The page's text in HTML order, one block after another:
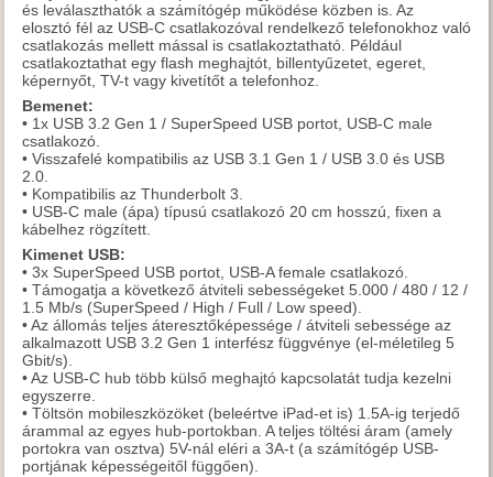
és leválaszthatók a számítógép működése közben is. Az
elosztó fél az USB-C csatlakozóval rendelkező telefonokhoz való
csatlakozás mellett mással is csatlakoztatható. Például
csatlakoztathat egy flash meghajtót, billentyűzetet, egeret,
képernyőt, TV-t vagy kivetítőt a telefonhoz.
Bemenet:
• 1x USB 3.2 Gen 1 / SuperSpeed USB portot, USB-C male
csatlakozó.
• Visszafelé kompatibilis az USB 3.1 Gen 1 / USB 3.0 és USB
2.0.
• Kompatibilis az Thunderbolt 3.
• USB-C male (ápa) típusú csatlakozó 20 cm hosszú, fixen a
kábelhez rögzített.
Kimenet USB:
• 3x SuperSpeed USB portot, USB-A female csatlakozó.
• Támogatja a következő átviteli sebességeket 5.000 / 480 / 12 /
1.5 Mb/s (SuperSpeed / High / Full / Low speed).
• Az állomás teljes áteresztőképessége / átviteli sebessége az
alkalmazott USB 3.2 Gen 1 interfész függvénye (el-méletileg 5
Gbit/s).
• Az USB-C hub több külső meghajtó kapcsolatát tudja kezelni
egyszerre.
• Töltsön mobileszközöket (beleértve iPad-et is) 1.5A-ig terjedő
árammal az egyes hub-portokban. A teljes töltési áram (amely
portokra van osztva) 5V-nál eléri a 3A-t (a számítógép USB-
portjának képességeitől függően).